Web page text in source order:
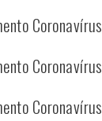
Coronavírus
Coronavírus
Coronavírus